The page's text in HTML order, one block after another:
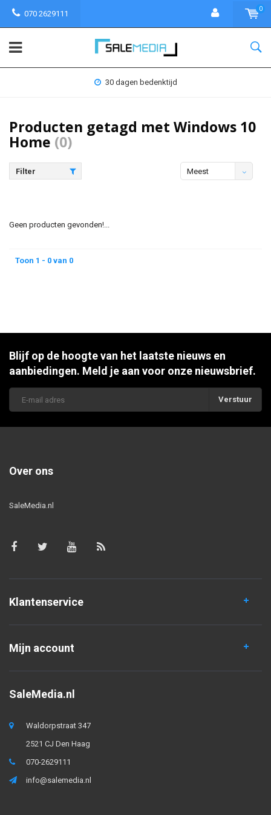
070 2629111
0
30 dagen bedenktijd
Producten getagd met Windows 10
Home (0)
Filter
Meest
Geen producten gevonden!...
Toon 1 - 0 van 0
Blijf op de hoogte van het laatste nieuws en
aanbiedingen. Meld je aan voor onze nieuwsbrief.
Verstuur
Over ons
SaleMedia.nl
Klantenservice
Mijn account
SaleMedia.nl
Waldorpstraat 347
2521 CJ Den Haag
070-2629111
info@salemedia.nl